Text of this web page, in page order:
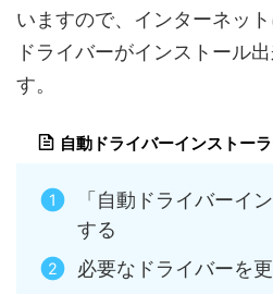
いますので、インターネッ
ドライバーがインストール
す。
自動ドライバーインストー
「自動ドライバーイ
する
必要なドライバーを